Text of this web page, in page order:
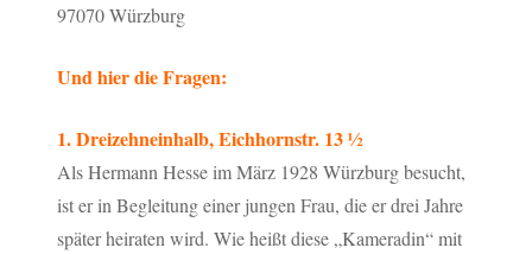
97070 Würzburg
Und hier die Fragen:
1. Dreizehneinhalb, Eichhornstr. 13 ½
Als Hermann Hesse im März 1928 Würzburg besucht,
ist er in Begleitung einer jungen Frau, die er drei Jahre
später heiraten wird. Wie heißt diese „Kameradin“ mit